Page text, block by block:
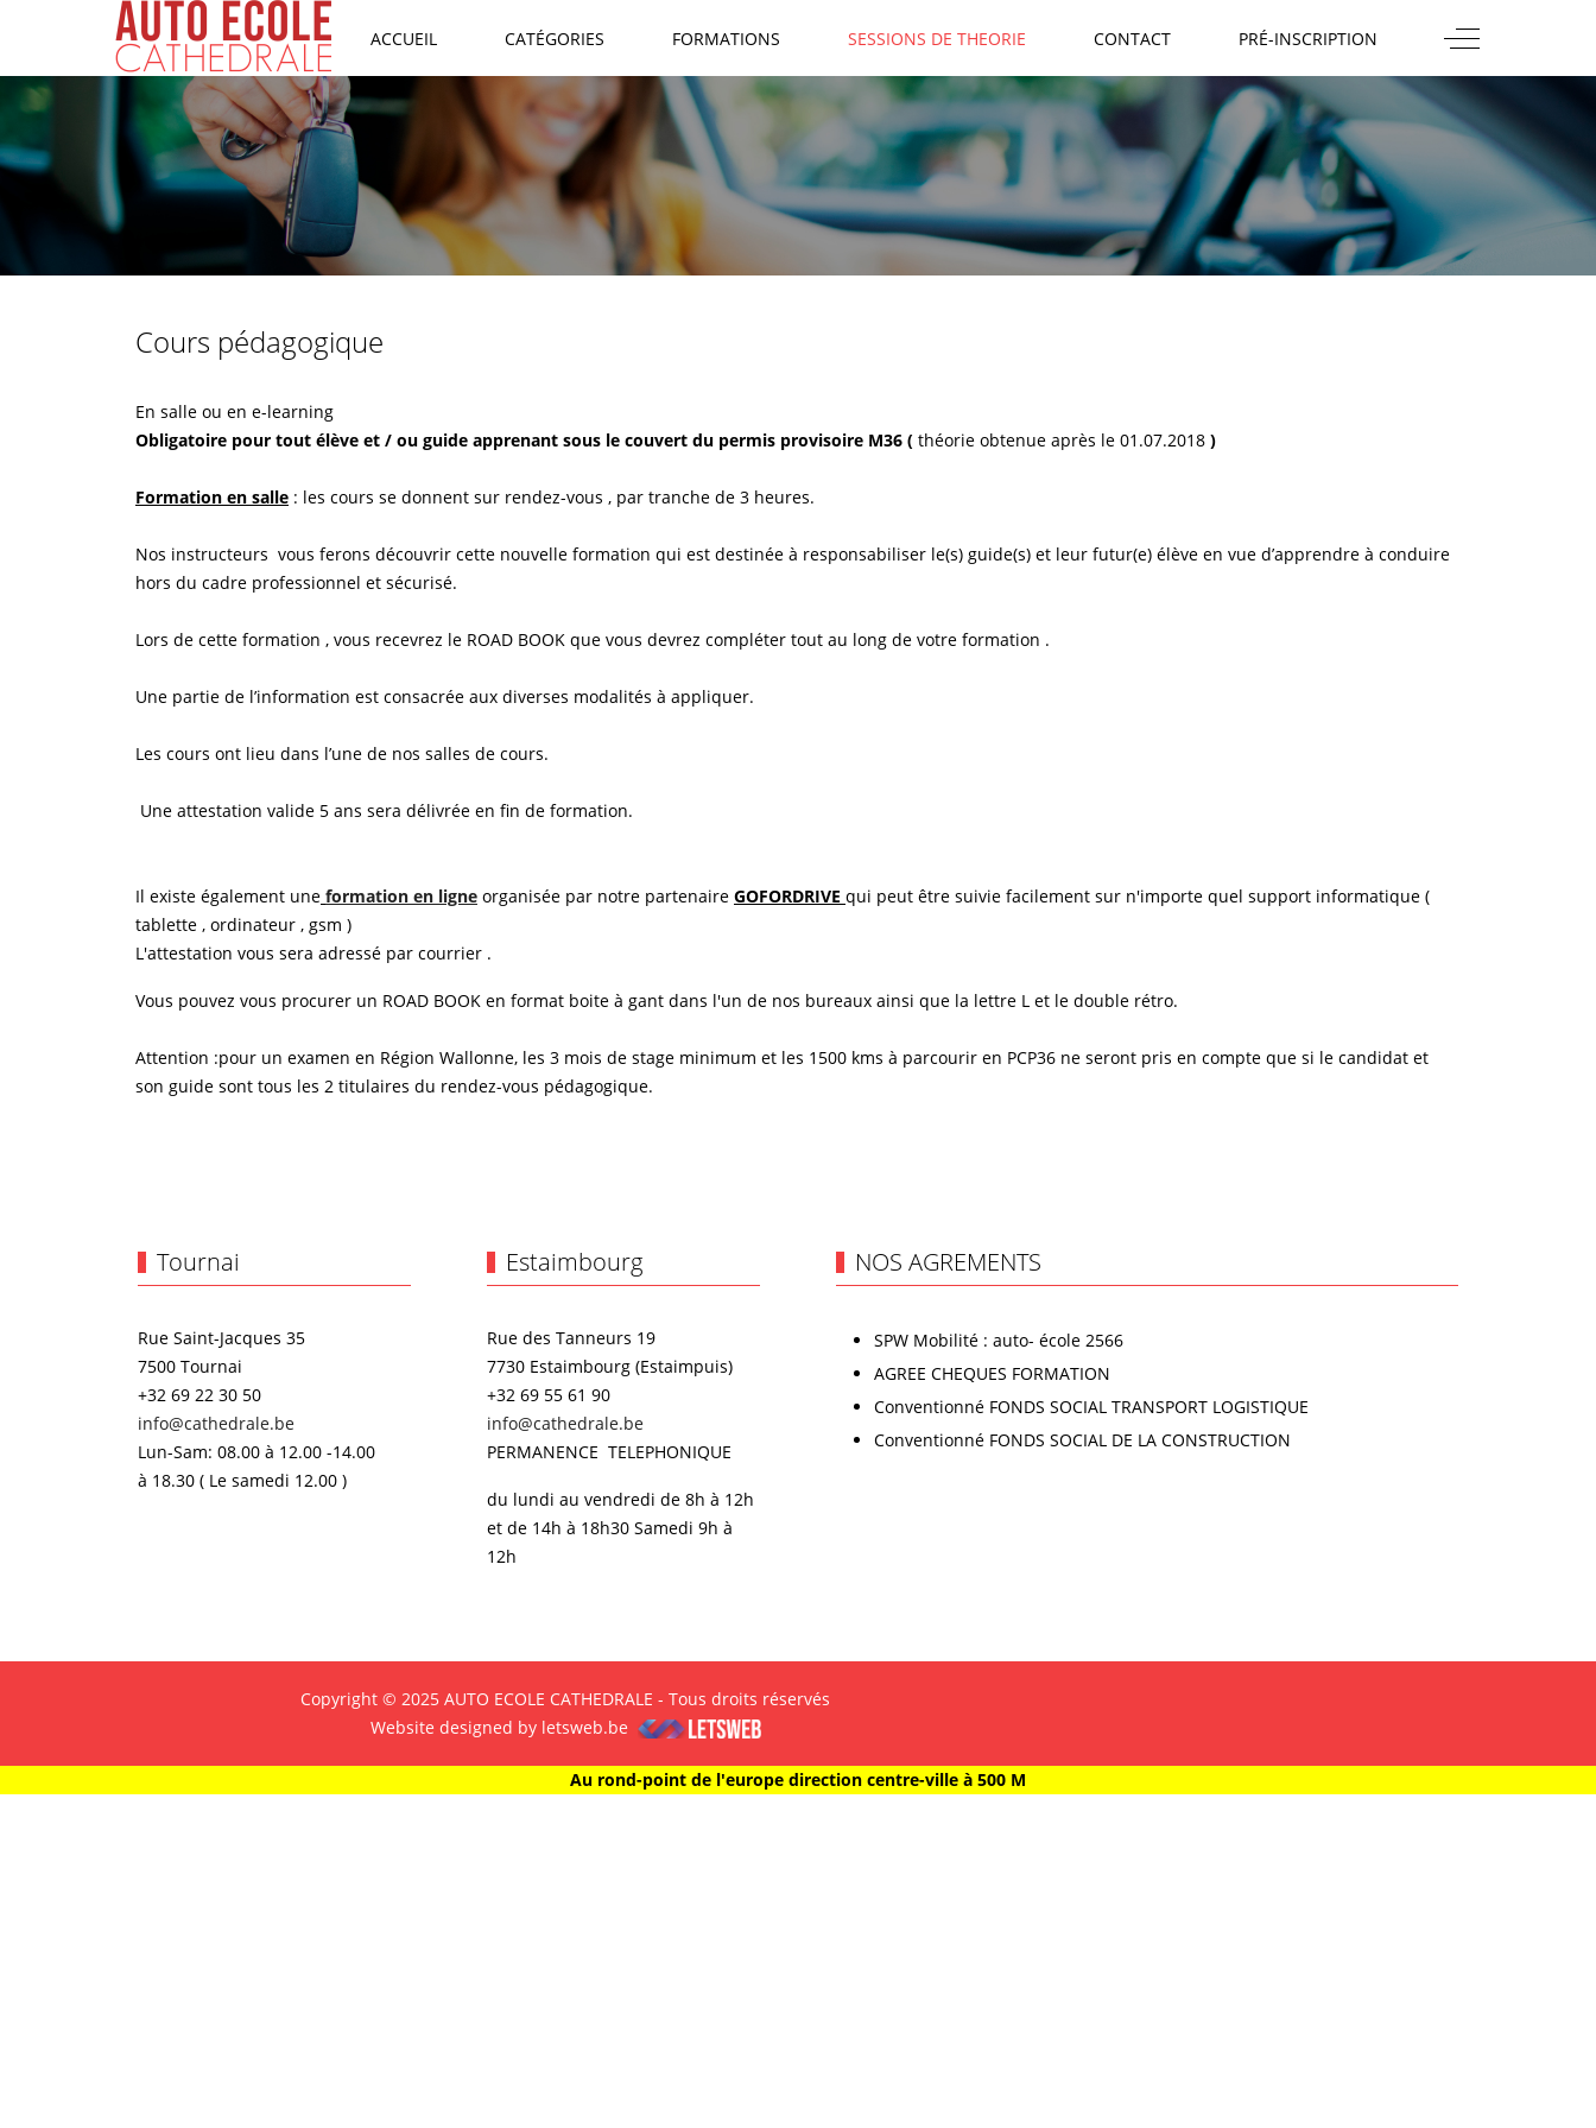
ACCUEIL CATÉGORIES FORMATIONS SESSIONS DE THEORIE CONTACT PRÉ-INSCRIPTION Off-Canvas
Cours pédagogique
En salle ou en e-learning
Obligatoire pour tout élève et / ou guide apprenant sous le couvert du permis provisoire M36 ( théorie obtenue après le 01.07.2018 )
Formation en salle : les cours se donnent sur rendez-vous , par tranche de 3 heures.
Nos instructeurs vous ferons découvrir cette nouvelle formation qui est destinée à responsabiliser le(s) guide(s) et leur futur(e) élève en vue d’apprendre à conduire
hors du cadre professionnel et sécurisé.
Lors de cette formation , vous recevrez le ROAD BOOK que vous devrez compléter tout au long de votre formation .
Une partie de l’information est consacrée aux diverses modalités à appliquer.
Les cours ont lieu dans l’une de nos salles de cours.
Une attestation valide 5 ans sera délivrée en fin de formation.
Il existe également une formation en ligne organisée par notre partenaire GOFORDRIVE qui peut être suivie facilement sur n'importe quel support informatique (
tablette , ordinateur , gsm )
L'attestation vous sera adressé par courrier .
Vous pouvez vous procurer un ROAD BOOK en format boite à gant dans l'un de nos bureaux ainsi que la lettre L et le double rétro.
Attention :pour un examen en Région Wallonne, les 3 mois de stage minimum et les 1500 kms à parcourir en PCP36 ne seront pris en compte que si le candidat et
son guide sont tous les 2 titulaires du rendez-vous pédagogique.
Tournai
Rue Saint-Jacques 35
7500 Tournai
+32 69 22 30 50
info@cathedrale.be
Lun-Sam: 08.00 à 12.00 -14.00
à 18.30 ( Le samedi 12.00 )
Estaimbourg
Rue des Tanneurs 19
7730 Estaimbourg (Estaimpuis)
+32 69 55 61 90
info@cathedrale.be
PERMANENCE TELEPHONIQUE
du lundi au vendredi de 8h à 12h
et de 14h à 18h30 Samedi 9h à
12h
NOS AGREMENTS
SPW Mobilité : auto- école 2566
AGREE CHEQUES FORMATION
Conventionné FONDS SOCIAL TRANSPORT LOGISTIQUE
Conventionné FONDS SOCIAL DE LA CONSTRUCTION
Copyright © 2025 AUTO ECOLE CATHEDRALE - Tous droits réservés
Website designed by letsweb.be
Au rond-point de l'europe direction centre-ville à 500 M